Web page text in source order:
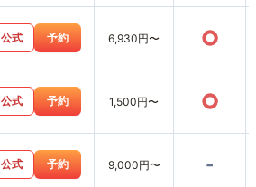
公式 予約 6,930円〜 ○
公式 予約 1,500円〜 ○
公式 予約 9,000円〜 -